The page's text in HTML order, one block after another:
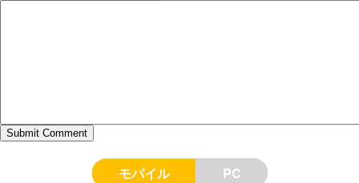
モバイル PC